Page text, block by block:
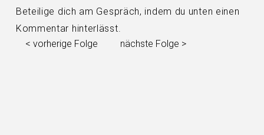
Beteilige dich am Gespräch, indem du unten einen
Kommentar hinterlässt.
< vorherige Folge
nächste Folge >